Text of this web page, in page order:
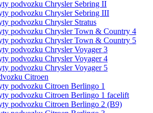
podvozku Chrysler Sebring II
podvozku Chrysler Sebring III
podvozku Chrysler Stratus
podvozku Chrysler Town & Country 4
podvozku Chrysler Town & Country 5
podvozku Chrysler Voyager 3
podvozku Chrysler Voyager 4
podvozku Chrysler Voyager 5
Citroen
podvozku Citroen Berlingo 1
podvozku Citroen Berlingo 1 facelift
podvozku Citroen Berlingo 2 (B9)